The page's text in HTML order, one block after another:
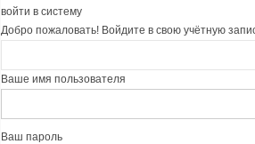
войти в систему
Добро пожаловать! Войдите в свою учётную
Ваше имя пользователя
Ваш пароль